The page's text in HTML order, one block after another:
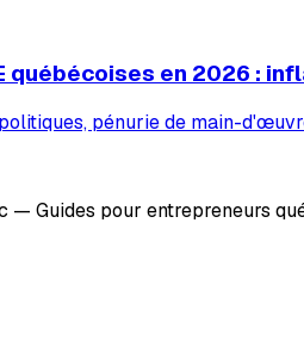
québécoises en 2026 :
pénurie de main-
— Guides pour entrepreneurs